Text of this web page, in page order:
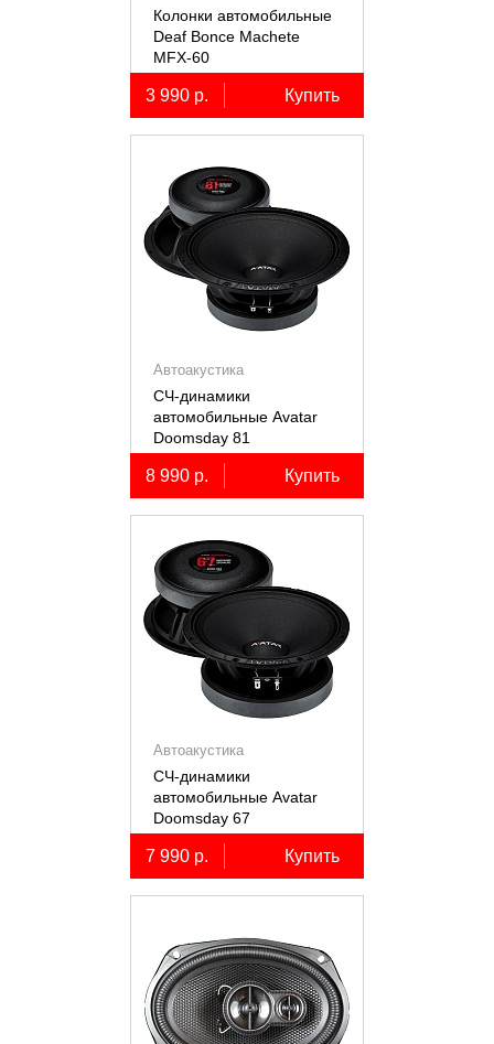
Колонки автомобильные
Deaf Bonce Machete
MFX-60
3 990 р. Купить
Автоакустика
СЧ-динамики
автомобильные Avatar
Doomsday 81
8 990 р. Купить
Автоакустика
СЧ-динамики
автомобильные Avatar
Doomsday 67
7 990 р. Купить